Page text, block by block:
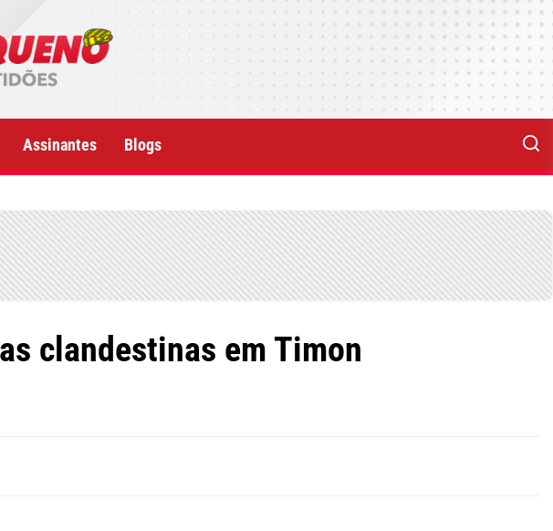
Assinantes Blogs
clandestinas em Timon